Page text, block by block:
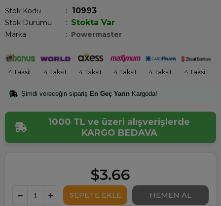
Stok Kodu 10993
Stok Durumu : Stokta Var
Marka : Powermaster
4 Taksit 4 Taksit 4 Taksit 4 Taksit 4 Taksit 4 Taksit
Şimdi vereceğin sipariş En Geç Yarın Kargoda!
1000 TL ve üzeri alışverişlerde
KARGO BEDAVA
$3.66